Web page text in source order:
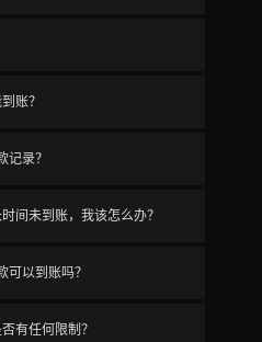
账？
录？
间未到账，我该怎么办？
以到账吗？
有任何限制？